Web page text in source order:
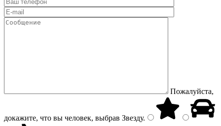
Пожалуйста,
докажите, что вы человек, выбрав Звезду.